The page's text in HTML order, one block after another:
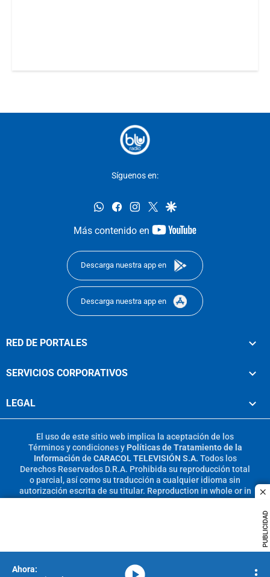
PUBLICIDAD
Síguenos en:
whatsappfacebookinstagram
twittergoogle
Más contenido en
youtube-
Descarga nuestra app en
Descarga nuestra app en
RED DE PORTALES
SERVICIOS CORPORATIVOS
LEGAL
El uso de este sitio web implica la aceptación de los
Términos y condicionesy Políticas de Tratamiento de la
Información de CARACOL TELEVISIÓN S.A. Todos los
Derechos Reservados D.R.A. Prohibida su reproducción total
o parcial, así como su traducción a cualquier idioma sin
autorización escrita de su titular. Reproduction in whole or in